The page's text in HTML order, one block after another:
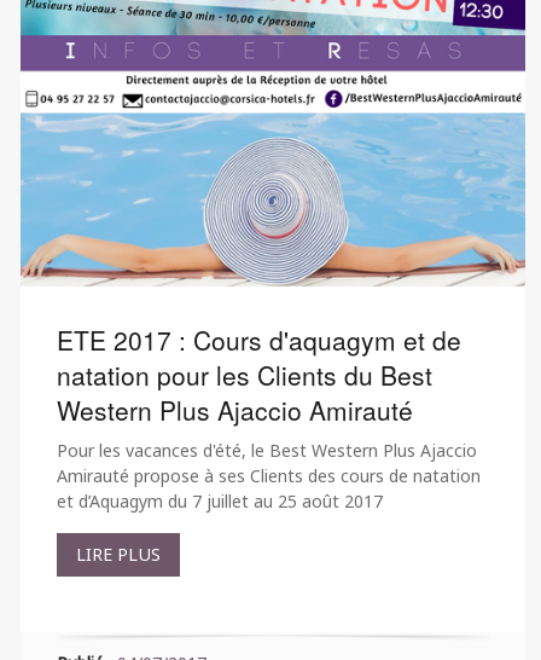
ETE 2017 : Cours d'aquagym et de
natation pour les Clients du Best
Western Plus Ajaccio Amirauté
Pour les vacances d'été, le Best Western Plus Ajaccio
Amirauté propose à ses Clients des cours de natation
et d’Aquagym du 7 juillet au 25 août 2017
LIRE PLUS